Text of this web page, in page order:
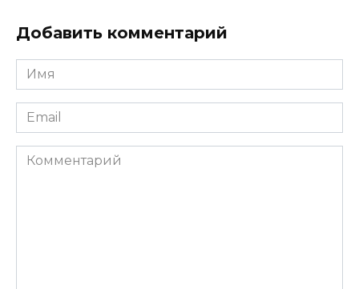
Добавить комментарий
Имя
*
Email
*
Комментарий